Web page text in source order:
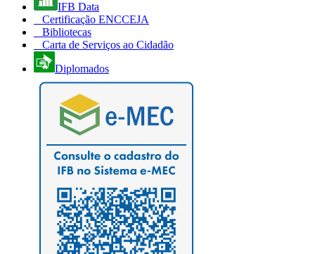
IFB Data
Certificação ENCCEJA
Bibliotecas
Carta de Serviços ao Cidadão
Diplomados